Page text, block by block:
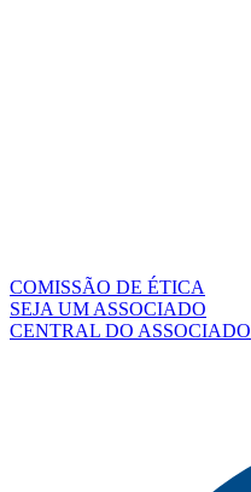
COMISSÃO DE ÉTICA
SEJA UM ASSOCIADO
CENTRAL DO ASSOCIADO